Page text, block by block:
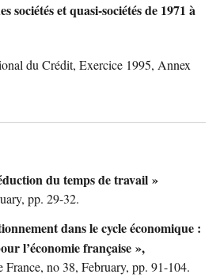
sociétés et quasi-sociétés de 1971 à
du Crédit, Exercice 1995, Annex
du temps de travail »
pp. 29-32.
dans le cycle économique :
l’économie française »,
no 38, February, pp. 91-104.